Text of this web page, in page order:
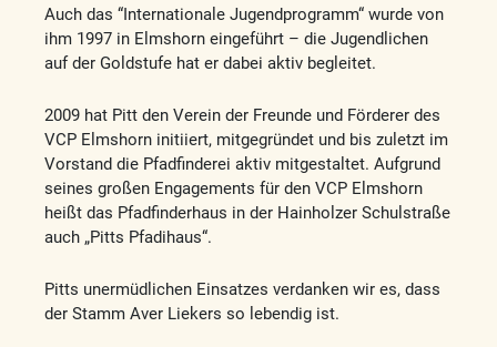
Auch das “Internationale Jugendprogramm“ wurde von
ihm 1997 in Elmshorn eingeführt – die Jugendlichen
auf der Goldstufe hat er dabei aktiv begleitet.
2009 hat Pitt den Verein der Freunde und Förderer des
VCP Elmshorn initiiert, mitgegründet und bis zuletzt im
Vorstand die Pfadfinderei aktiv mitgestaltet. Aufgrund
seines großen Engagements für den VCP Elmshorn
heißt das Pfadfinderhaus in der Hainholzer Schulstraße
auch „Pitts Pfadihaus“.
Pitts unermüdlichen Einsatzes verdanken wir es, dass
der Stamm Aver Liekers so lebendig ist.